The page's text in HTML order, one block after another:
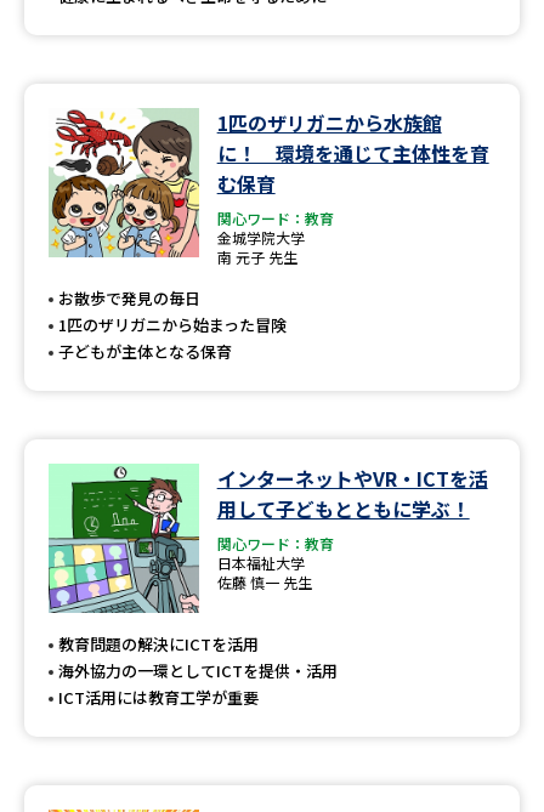
1匹のザリガニから水族館
に！ 環境を通じて主体性を育
む保育
関心ワード：教育
金城学院大学
南 元子 先生
お散歩で発見の毎日
1匹のザリガニから始まった冒険
子どもが主体となる保育
インターネットやVR・ICTを活
用して子どもとともに学ぶ！
関心ワード：教育
日本福祉大学
佐藤 慎一 先生
教育問題の解決にICTを活用
海外協力の一環としてICTを提供・活用
ICT活用には教育工学が重要